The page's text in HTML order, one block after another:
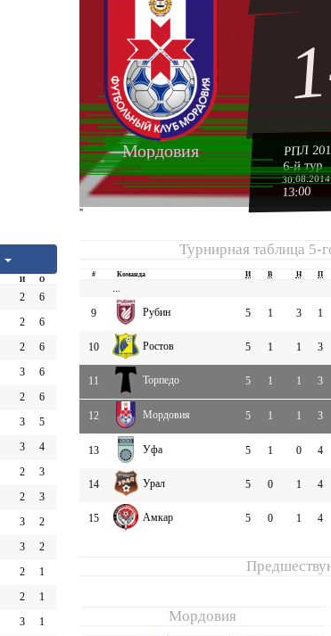
И О
2
6
2
6
2
6
3
6
2
6
3
5
3
4
2
3
2
3
3
2
3
2
2
1
2 1
3 1
Мордовия РПЛ
6-й тур
30.08.2014
13:00
''
Турнирная таблица 5-
# Команда И В Н П
...
9
Рубин 5 1 3 1
10 Ростов 5 1 1 3
11 Торпедо 5 1 1 3
12 Мордовия 5 1 1 3
13 Уфа 5 1 0 4
14 Урал 5 0 1 4
15 Амкар 5 0 1 4
Мордовия